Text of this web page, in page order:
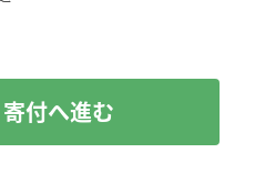
寄付へ進む